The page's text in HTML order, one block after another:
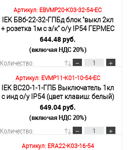
В корзину
Подробнее
Артикул: EBVMP20-K03-32-54-EC
IEK БВб-22-32-ГПБд блок "выкл 2кл
+ розетка 1м с з/к" о/у IP54 ГЕРМЕС
PLUS (кл.бел./кр.дым.)
644.48 руб.
(включая НДС 20%)
Количество:
В корзину
Подробнее
Артикул: EVMP11-K01-10-54-EC
IEK ВС20-1-1-ГПБ Выключатель 1кл
с инд о/у IP54 (цвет клавиш: белый)
ГЕРМЕС PLUS
649.04 руб.
(включая НДС 20%)
Количество:
Артикул: ERA22-K03-16-54